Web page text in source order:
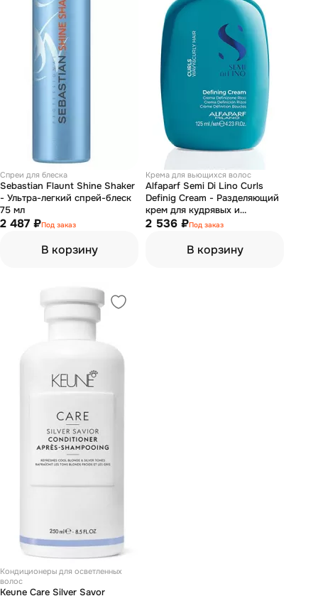
Спреи для блеска
Sebastian Flaunt Shine Shaker
- Ультра-легкий спрей-блеск
75 мл
2 487 ₽Под заказ
В корзину
Крема для вьющихся волос
Alfaparf Semi Di Lino Curls
Definig Cream - Разделяющий
крем для кудрявых и
вьющихся волос 125 мл
2 536 ₽Под заказ
В корзину
Кондиционеры для осветленных
волос
Keune Care Silver Savor